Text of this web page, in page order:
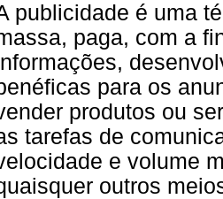
publicidade é uma
paga, com a
para os
produtos ou
tarefas de
e volume
outros